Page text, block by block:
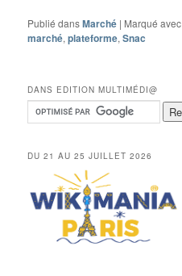
Publié dansMarché | Marqué avec
marché,plateforme,Snac
DANS EDITION MULTIMÉDI@
DU 21 AU 25 JUILLET 2026